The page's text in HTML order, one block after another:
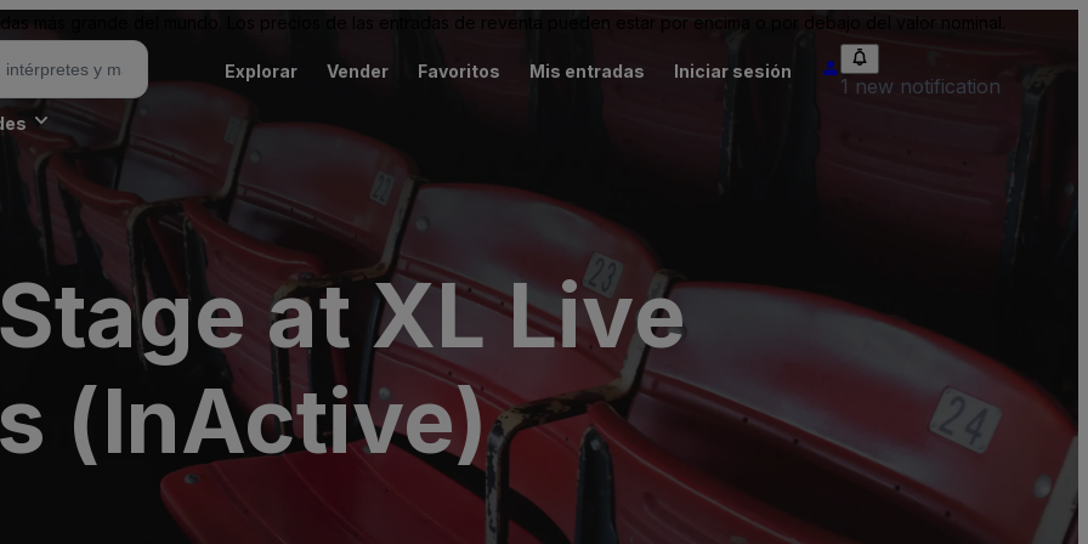
más grande del mundo. Los precios de las entradas de reventa pueden estar por encima o por debajo del valor nominal.
Explorar Vender Favoritos Mis entradas Iniciar sesión
1 new notification
at XL Live
(InActive)